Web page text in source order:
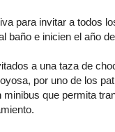
para invitar a todos
baño e inicien el año
a una taza de
por uno de los
minibus que permita